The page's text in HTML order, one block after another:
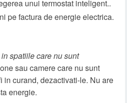
unui termostat inteligent..
pe factura de energie electrica.
spatiile care nu sunt
sau camere care nu sunt
in curand, dezactivati-le. Nu are
energie.